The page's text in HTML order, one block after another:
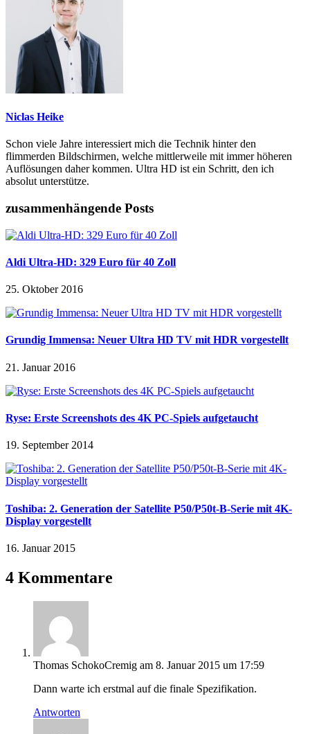
Niclas Heike
Schon viele Jahre interessiert mich die Technik hinter den
flimmerden Bildschirmen, welche mittlerweile mit immer höheren
Auflösungen daher kommen. Ultra HD ist ein Schritt, den ich
absolut unterstütze.
zusammenhängende Posts
Aldi Ultra-HD: 329 Euro für 40 Zoll
25. Oktober 2016
Grundig Immensa: Neuer Ultra HD TV mit HDR vorgestellt
21. Januar 2016
Ryse: Erste Screenshots des 4K PC-Spiels aufgetaucht
19. September 2014
Toshiba: 2. Generation der Satellite P50/P50t-B-Serie mit 4K-
Display vorgestellt
16. Januar 2015
4 Kommentare
Thomas SchokoCremig am 8. Januar 2015 um 17:59
Dann warte ich erstmal auf die finale Spezifikation.
Antworten